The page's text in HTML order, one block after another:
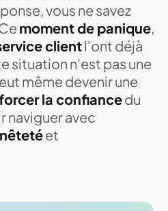
vous ne savez
moment de panique,
clientl'ont déjà
situation n'est pas une
même devenir une
la confiancedu
naviguer avec
et